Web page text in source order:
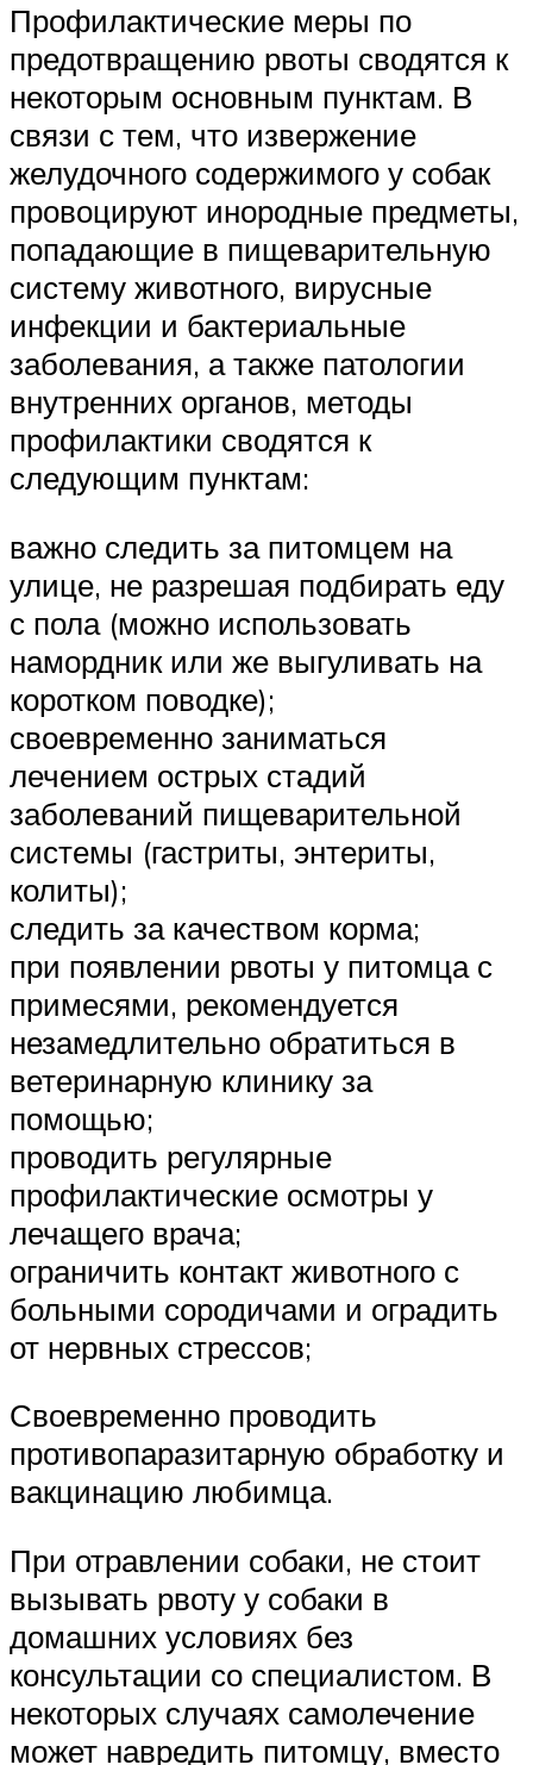
Профилактические меры по
предотвращению рвоты сводятся к
некоторым основным пунктам. В
связи с тем, что извержение
желудочного содержимого у собак
провоцируют инородные предметы,
попадающие в пищеварительную
систему животного, вирусные
инфекции и бактериальные
заболевания, а также патологии
внутренних органов, методы
профилактики сводятся к
следующим пунктам:
важно следить за питомцем на
улице, не разрешая подбирать еду
с пола (можно использовать
намордник или же выгуливать на
коротком поводке);
своевременно заниматься
лечением острых стадий
заболеваний пищеварительной
системы (гастриты, энтериты,
колиты);
следить за качеством корма;
при появлении рвоты у питомца с
примесями, рекомендуется
незамедлительно обратиться в
ветеринарную клинику за
помощью;
проводить регулярные
профилактические осмотры у
лечащего врача;
ограничить контакт животного с
больными сородичами и оградить
от нервных стрессов;
Своевременно проводить
противопаразитарную обработку и
вакцинацию любимца.
При отравлении собаки, не стоит
вызывать рвоту у собаки в
домашних условиях без
консультации со специалистом. В
некоторых случаях самолечение
может навредить питомцу, вместо